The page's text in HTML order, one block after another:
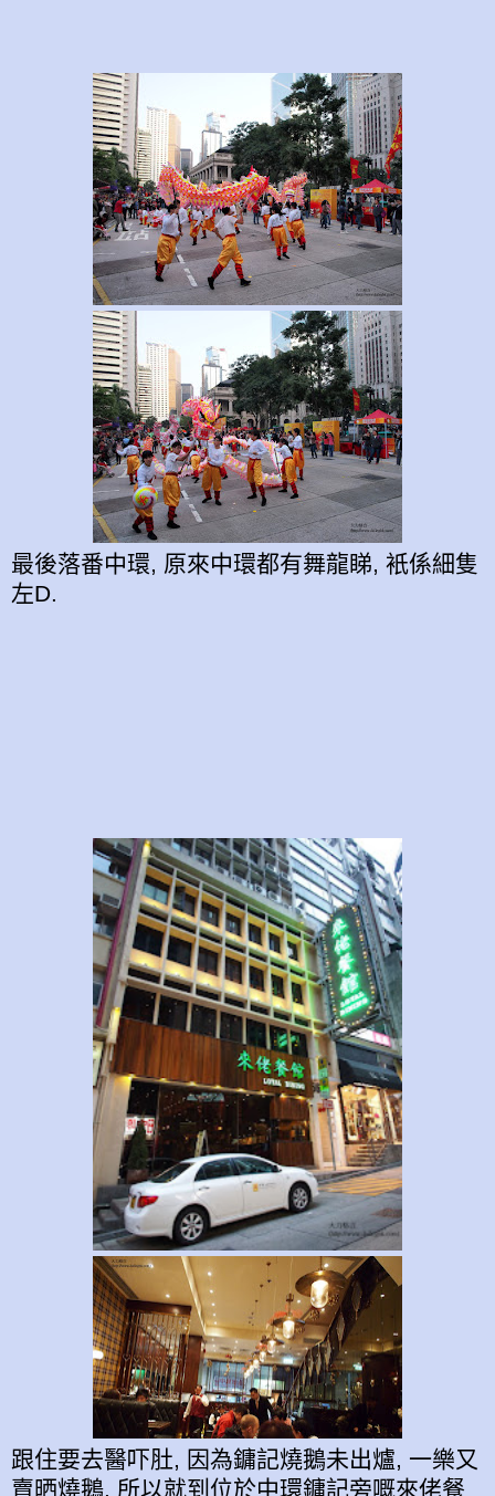
最後落番中環, 原來中環都有舞龍睇, 衹係細隻
左D.
跟住要去醫吓肚, 因為鏞記燒鵝未出爐, 一樂又
賣晒燒鵝, 所以就到位於中環鏞記旁嘅來佬餐